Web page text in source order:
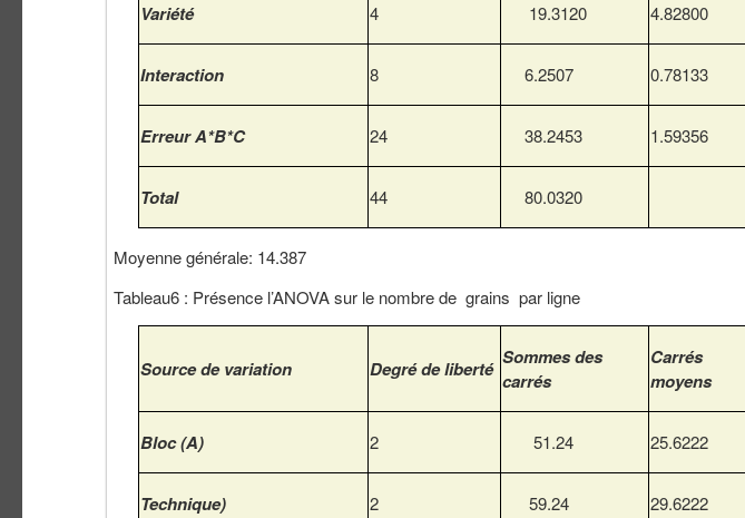
Variété 4 19.3120 4.82800
Interaction 8 6.2507 0.78133
Erreur A*B*C 24 38.2453 1.59356
Total 44 80.0320
Moyenne générale: 14.387
Tableau6 : Présence l’ANOVA sur le nombre de grains par ligne
Source de variation Degré de liberté Sommes des
carrés
Carrés
moyens
Bloc (A) 2 51.24 25.6222
Technique) 2 59.24 29.6222